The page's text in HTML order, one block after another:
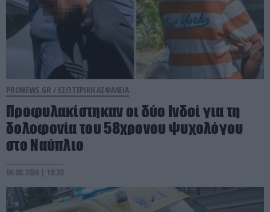
PRONEWS.GR / ΕΣΩΤΕΡΙΚΗ ΑΣΦΑΛΕΙΑ
Προφυλακίστηκαν οι δύο Ινδοί για τη
δολοφονία του 58χρονου ψυχολόγου
στο Ναύπλιο
06.08.2026 | 19:20